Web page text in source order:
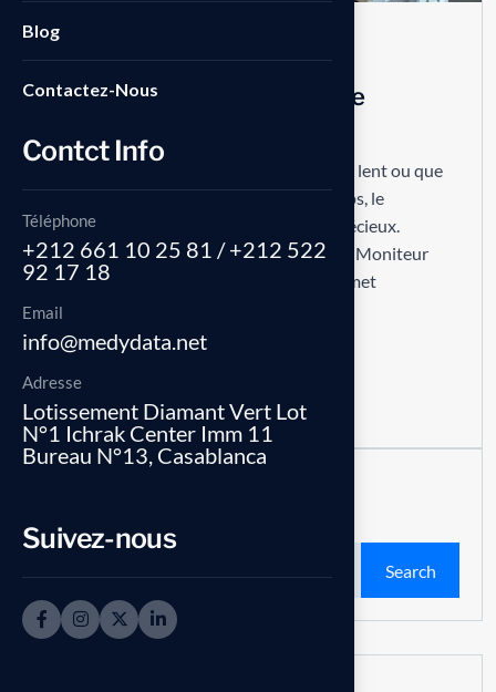
Blog
Contactez-Nous
Contct Info
Téléphone
+212 661 10 25 81 / +212 522
92 17 18
Email
info@medydata.net
Adresse
Lotissement Diamant Vert Lot
N°1 Ichrak Center Imm 11
Bureau N°13, Casablanca
Suivez-nous
Analysez les lenteurs avec le
Lorsque votre SAP Business One semble lent ou que
certaines transactions prennent du temps, le
Moniteur de performance est un allié précieux.
Accessible via ‘Administration > Outils > Moniteur
des performances système’, cet outil permet
d’analyser les requêtes SQL lentes,...
Search